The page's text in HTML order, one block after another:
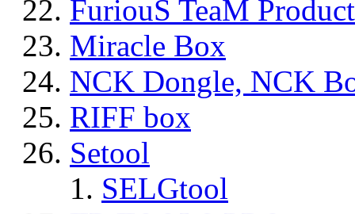
FuriouS TeaM
Miracle Box
NCK Dongle, NCK
RIFF box
Setool
SELGtool